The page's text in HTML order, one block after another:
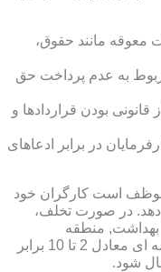
معوقه مانند حقوق،
به عدم پرداخت حق
قانونی بودن قراردادها و
در برابر ادعاهای
کارفرما موظف است کارگران خود
دهد. در صورت تخلف،
بهداشت, منطقه
بهداشت،اقدام به شکایت کند و حتی جریمه ای معادل 2 تا 10 برابر
شود.